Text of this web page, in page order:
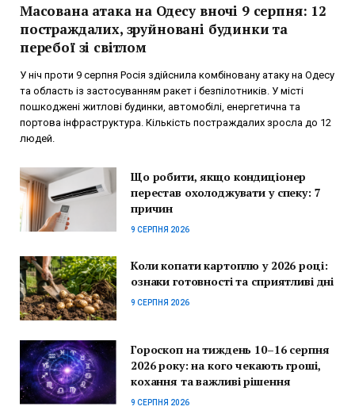
Масована атака на Одесу вночі 9 серпня: 12
постраждалих, зруйновані будинки та
перебої зі світлом
У ніч проти 9 серпня Росія здійснила комбіновану атаку на Одесу
та область із застосуванням ракет і безпілотників. У місті
пошкоджені житлові будинки, автомобілі, енергетична та
портова інфраструктура. Кількість постраждалих зросла до 12
людей.
Що робити, якщо кондиціонер
перестав охолоджувати у спеку: 7
причин
9 СЕРПНЯ 2026
Коли копати картоплю у 2026 році:
ознаки готовності та сприятливі дні
9 СЕРПНЯ 2026
Гороскоп на тиждень 10–16 серпня
2026 року: на кого чекають гроші,
кохання та важливі рішення
9 СЕРПНЯ 2026